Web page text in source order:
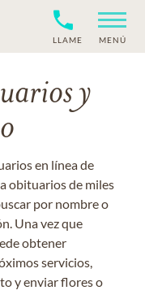
LLAME MENÚ
y
en línea de
obituarios de miles
por nombre o
Una vez que
obtener
servicios,
y enviar flores o